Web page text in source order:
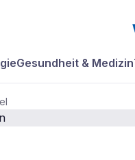
Gesundheit & Medizin